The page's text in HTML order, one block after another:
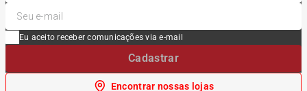
Eu aceito receber comunicações via e-mail
Cadastrar
Encontrar nossas lojas